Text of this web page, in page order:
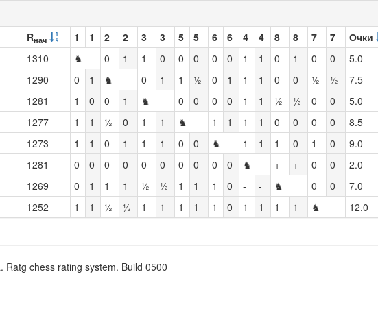
Rнач 1 1 2 2 3 3 5 5 6 6 4 4 8 8 7 7 Очки
1310 ♞ 0 1 1 0 0 0 0 0 1 1 0 1 0 0 5.0
1290 0 1 ♞ 0 1 1 ½ 0 1 1 1 0 0 ½ ½ 7.5
1281 1 0 0 1 ♞ 0 0 0 0 1 1 ½ ½ 0 0 5.0
1277 1 1 ½ 0 1 1 ♞ 1 1 1 1 0 0 0 0 8.5
1273 1 1 0 1 1 1 0 0 ♞ 1 1 1 0 1 0 9.0
1281 0 0 0 0 0 0 0 0 0 0 ♞ + + 0 0 2.0
1269 0 1 1 1 ½ ½ 1 1 1 0 - - ♞ 0 0 7.0
1252 1 1 ½ ½ 1 1 1 1 1 0 1 1 1 1 ♞ 12.0
chess rating system. Build 0500